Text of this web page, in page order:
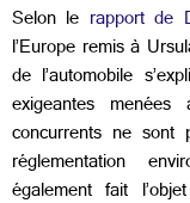
Selon le rapport de
l’Europe remis à
de l’automobile
exigeantes menées
concurrents ne
réglementation
également fait